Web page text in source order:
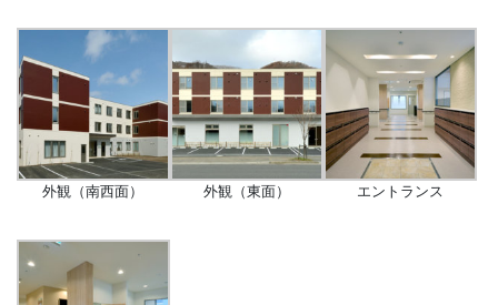
外観（南西面） 外観（東面） エントランス